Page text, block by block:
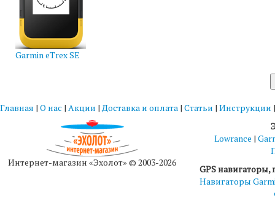
Garmin eTrex SE
Главная | О нас | Акции |Доставка и оплата | Статьи | Инструкции
Интернет-магазин «Эхолот» © 2003-2026
Lowrance |
GPS
Навигаторы